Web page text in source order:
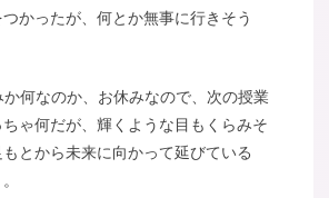
かったが、何とか無事に行きそう
何なのか、お休みなので、次の授業
ゃ何だが、輝くような目もくらみそ
とから未来に向かって延びている